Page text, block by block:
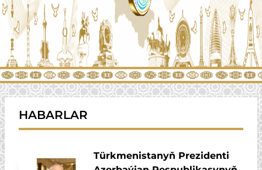
HABARLAR
Türkmenistanyň Prezidenti